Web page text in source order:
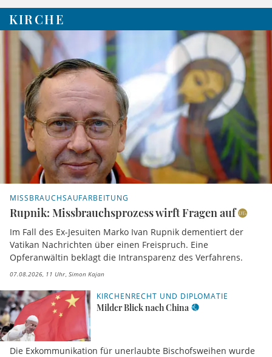
KIRCHE
MISSBRAUCHSAUFARBEITUNG
Rupnik: Missbrauchsprozess wirft Fragen auf
Im Fall des Ex-Jesuiten Marko Ivan Rupnik dementiert der
Vatikan Nachrichten über einen Freispruch. Eine
Opferanwältin beklagt die Intransparenz des Verfahrens.
07.08.2026, 11 Uhr Simon Kajan
KIRCHENRECHT UND DIPLOMATIE
Milder Blick nach China
Die Exkommunikation für unerlaubte Bischofsweihen wurde